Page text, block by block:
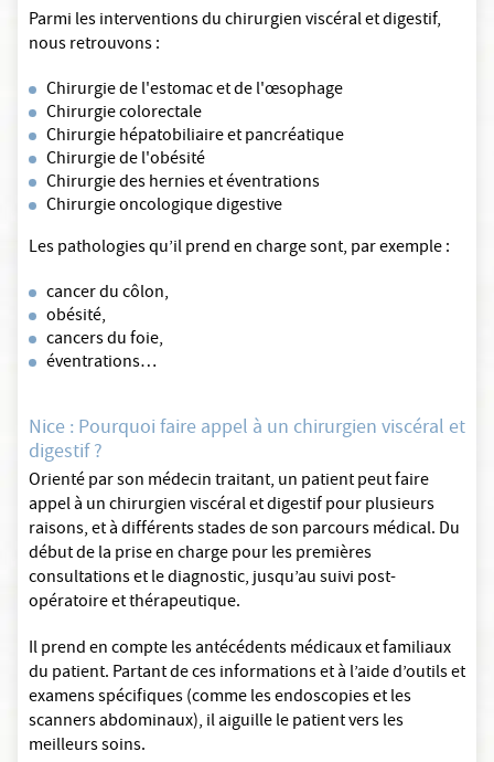
Parmi les interventions du chirurgien viscéral et digestif,
nous retrouvons :
Chirurgie de l'estomac et de l'œsophage
Chirurgie colorectale
Chirurgie hépatobiliaire et pancréatique
Chirurgie de l'obésité
Chirurgie des hernies et éventrations
Chirurgie oncologique digestive
Les pathologies qu’il prend en charge sont, par exemple :
cancer du côlon,
obésité,
cancers du foie,
éventrations…
Nice : Pourquoi faire appel à un chirurgien viscéral et
digestif ?
Orienté par son médecin traitant, un patient peut faire
appel à un chirurgien viscéral et digestif pour plusieurs
raisons, et à différents stades de son parcours médical. Du
début de la prise en charge pour les premières
consultations et le diagnostic, jusqu’au suivi post-
opératoire et thérapeutique.
Il prend en compte les antécédents médicaux et familiaux
du patient. Partant de ces informations et à l’aide d’outils et
examens spécifiques (comme les endoscopies et les
scanners abdominaux), il aiguille le patient vers les
meilleurs soins.